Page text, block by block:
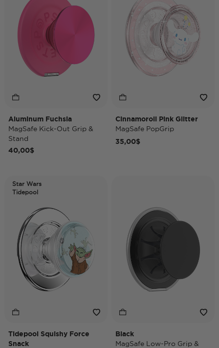
Aluminum Fuchsia
MagSafe Kick-Out Grip &
Stand
40,00$
Cinnamoroll Pink Glitter
MagSafe PopGrip
35,00$
Star Wars
Tidepool
Tidepool Squishy Force
Snack
Black
MagSafe Low-Pro Grip &